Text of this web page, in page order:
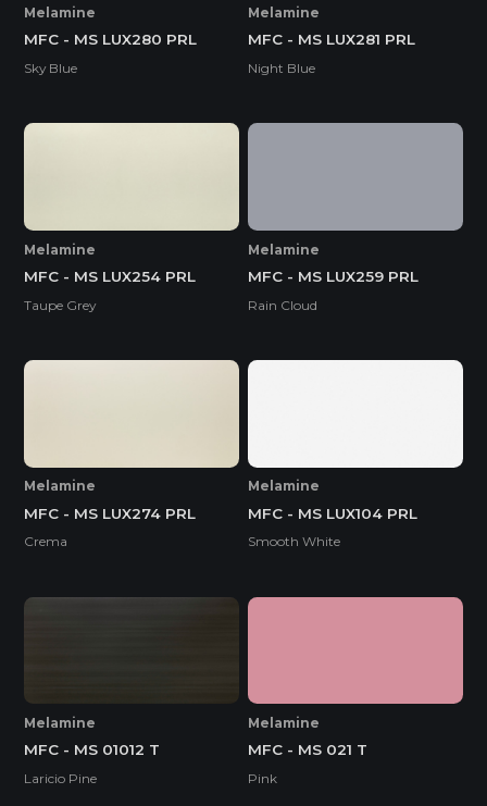
Melamine
MFC - MS LUX280 PRL
Sky Blue
Melamine
MFC - MS LUX281 PRL
Night Blue
Melamine
MFC - MS LUX254 PRL
Taupe Grey
Melamine
MFC - MS LUX259 PRL
Rain Cloud
Melamine
MFC - MS LUX274 PRL
Crema
Melamine
MFC - MS LUX104 PRL
Smooth White
Melamine
MFC - MS 01012 T
Laricio Pine
Melamine
MFC - MS 021 T
Pink